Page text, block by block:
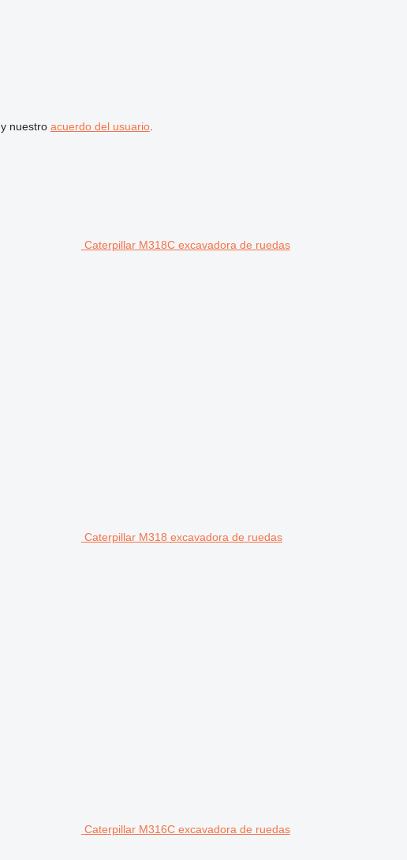
y nuestro acuerdo del usuario.
Caterpillar M318C excavadora de ruedas
Caterpillar M318 excavadora de ruedas
Caterpillar M316C excavadora de ruedas